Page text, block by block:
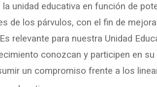
unidad educativa en función de
de los párvulos, con el fin de
relevante para nuestra Unidad
conozcan y participen en
un compromiso frente a los